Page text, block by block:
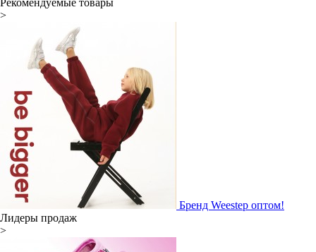
Рекомендуемые товары
>
Бренд Weestep оптом!
Лидеры продаж
>